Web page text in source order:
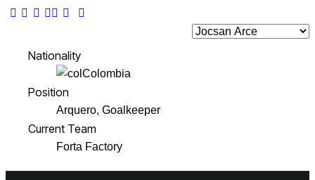
Nationality
Colombia
Position
Arquero, Goalkeeper
Current Team
Forta Factory